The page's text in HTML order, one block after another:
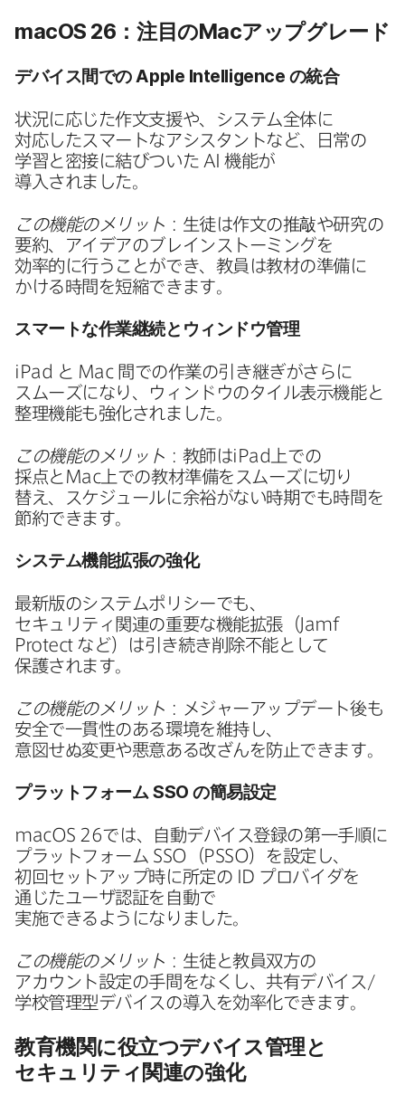
macOS 26 ：注目のMacアップグレード
デバイス間でのApple Intelligence の​統合
状況に​応じた​作文支援や、​システム全体に​
対応した​スマートな​アシスタントなど、​日常の​
学習と​密接に​結びついた AI機能が​
導入されました。
この機能の​メリット ：生徒は​作文の​推敲や​研究の​
要約、​アイデアの​ブレインストーミングを​
効率的に​行うことができ、​教員は​教材の​準備に​
かける​時間を​短縮できます。
スマートな​作業継続と​ウィンドウ管理
iPad と Mac 間での​作業の​引き継ぎが​さらに​
スムーズに​なり、​ウィンドウの​タイル表示機能と​
整理機能も​強化されました。
この機能の​メリット ：教師はiPad 上での​
採点と Mac上での​教材準備を​スムーズに​切り​
替え、​スケジュールに​余裕が​ない​時期でも​時間を​
節約できます。
システム機能拡張の​強化
最新版の​システムポリシーでも、​
セキュリティ関連の​重要な​機能拡張​（ Jamf
Protect など）は​引き続き削除不能と​して​
保護されます。
この機能の​メリット ：メジャーアップデート後も​
安全で​一貫性の​ある​環境を​維持し、​
意図せぬ変更や​悪意ある​改ざんを​防止できます。
プラットフォーム SSOの​簡易設定
macOS 26では、​自動デバイス登録の​第一手順に​
プラットフォーム SSO （ PSSO）を​設定し、​
初回セットアップ時に​所定の ID プロバイダを​
通じた​ユーザ認証を​自動で​
実施できるようになりました。
この機能の​メリット ：生徒と​教員双方の​
アカウント設定の​手間を​なくし、​共有デバイス/
学校管理型デバイスの​導入を​効率化できます。
教育機関に​役立つデバイス管理と​
セキュリティ関連の​強化